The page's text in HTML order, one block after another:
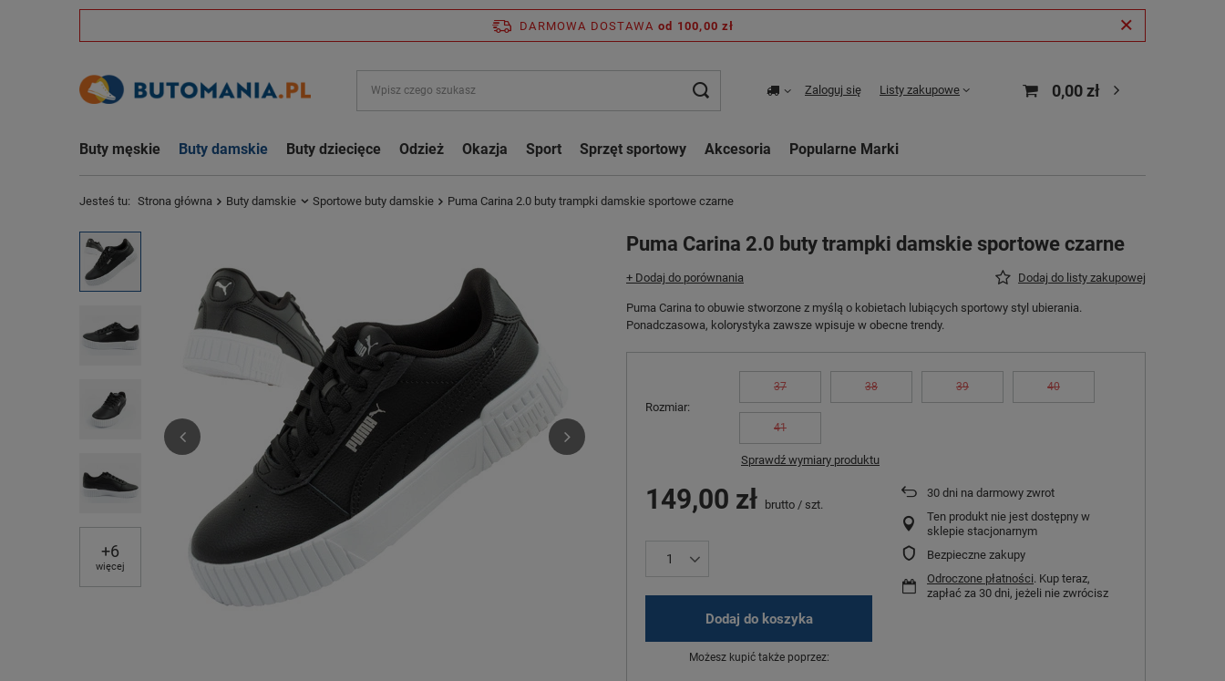
DARMOWA DOSTAWA od 100,00 zł
Zaloguj się Listy zakupowe 0,00 zł
Buty męskie Buty damskie Buty dziecięce Odzież Okazja Sport Sprzęt sportowy Akcesoria Popularne Marki
Jesteś tu: Strona główna Buty damskie Sportowe buty damskie Puma Carina 2.0 buty trampki damskie sportowe czarne
+6
więcej
Puma Carina 2.0 buty trampki damskie sportowe czarne
+ Dodaj do porównania Dodaj do listy zakupowej
Puma Carina to obuwie stworzone z myślą o kobietach lubiących sportowy styl ubierania.
Ponadczasowa, kolorystyka zawsze wpisuje w obecne trendy.
Rozmiar
37 38 39 40
41
Sprawdź wymiary produktu
149,00 zł brutto / szt.
Dodaj do koszyka
Możesz kupić także poprzez:
30 dni na darmowy zwrot
Ten produkt nie jest dostępny w
sklepie stacjonarnym
Bezpieczne zakupy
Odroczone płatności. Kup teraz,
zapłać za 30 dni, jeżeli nie zwrócisz